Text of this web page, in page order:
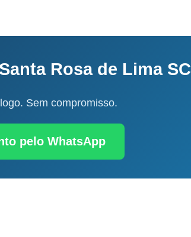
Rosa de Lima SC
Sem compromisso.
pelo WhatsApp